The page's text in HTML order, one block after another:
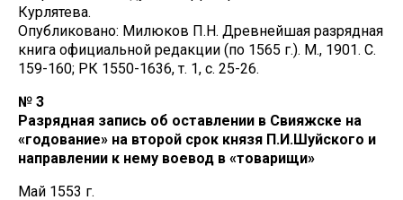
Курлятева.
Опубликовано: Милюков П.Н. Древнейшая разрядная
книга официальной редакции (по 1565 г.). М., 1901. С.
159-160; РК 1550-1636, т. 1, с. 25-26.
№ 3
Разрядная запись об оставлении в Свияжске на
«годование» на второй срок князя П.И.Шуйского и
направлении к нему воевод в «товарищи»
Май 1553 г.